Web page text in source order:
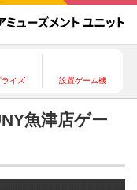
ライズ 設置ゲーム機
魚津店ゲー